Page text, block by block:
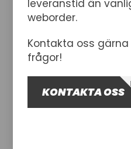
leveranstid än
weborder.
Kontakta oss
frågor!
KONTAKTA OSS